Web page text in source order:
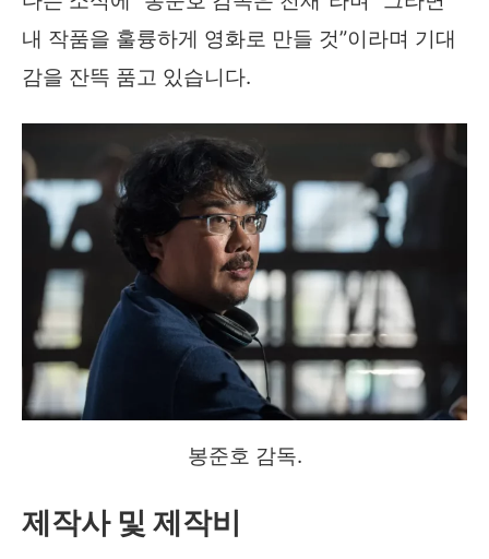
내 작품을 훌륭하게 영화로 만들 것”이라며 기대
감을 잔뜩 품고 있습니다.
봉준호 감독.
제작사 및 제작비